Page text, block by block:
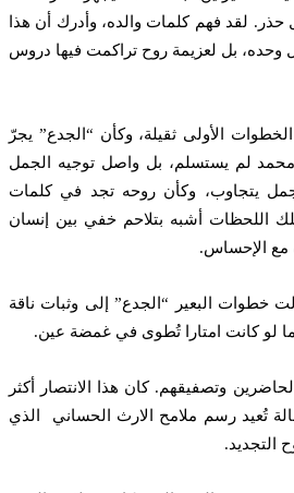
لقد فهم كلمات والده، وأدرك أن هذا
بل لعزيمة روح تراكمت فيها دروس
الأولى ثقيلة، وكأن “الجدع” يجرّ
لم يستسلم، بل واصل توجيه الجمل
يتجاوب، وكأن روحه تجد في كلمات
اللحظات أشبه بتلاحم خفي بين إنسان
الإحساس.
البعير “الجدع” إلى وثبات ناقة
لو كانت امتارا تُطوى في غمضة عين.
وتصفيقهم. كان هذا الانتصار أكثر
رسم ملامح الارث الحساني الذي